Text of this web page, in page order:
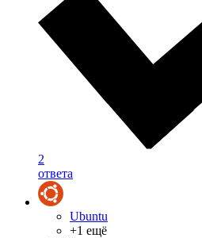
2
ответа
Ubuntu
+1 ещё